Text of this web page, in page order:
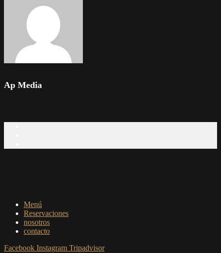
Ap Media
Menú
Reservaciones
nosotros
contacto
Facebook Instagram Tripadvisor